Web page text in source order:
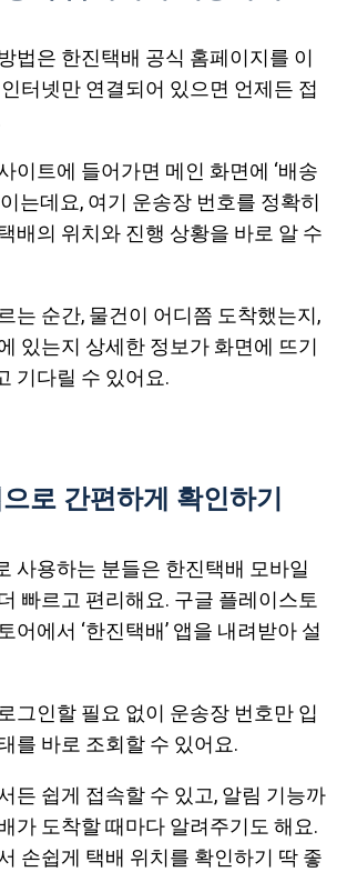
법은 한진택배 공식 홈페이지를 이
터넷만 연결되어 있으면 언제든 접
이트에 들어가면 메인 화면에 ‘배송
는데요, 여기 운송장 번호를 정확히
배의 위치와 진행 상황을 바로 알 수
는 순간, 물건이 어디쯤 도착했는지,
있는지 상세한 정보가 화면에 뜨기
기다릴 수 있어요.
로 간편하게 확인하기
사용하는 분들은 한진택배 모바일
빠르고 편리해요. 구글 플레이스토
어에서 ‘한진택배’ 앱을 내려받아 설
그인할 필요 없이 운송장 번호만 입
를 바로 조회할 수 있어요.
든 쉽게 접속할 수 있고, 알림 기능까
가 도착할 때마다 알려주기도 해요.
손쉽게 택배 위치를 확인하기 딱 좋